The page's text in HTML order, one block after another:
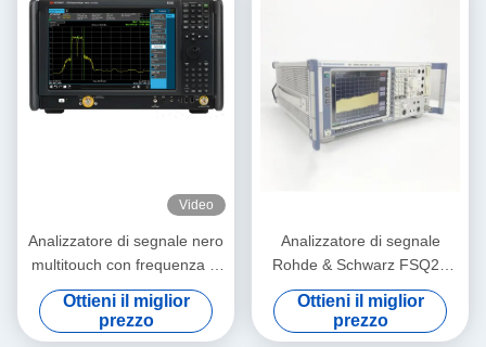
Video
Analizzatore di segnale nero
multitouch con frequenza di
110 GHz e larghezza di
banda di analisi di 1 GHz
Analizzatore di spettro serie
Ottieni il miglior
prezzo
Analizzatore di segnale
Rohde & Schwarz FSQ26
con frequenza da 20Hz-
26.5GHz e gamma dinamica
di fascia alta
Ottieni il miglior
prezzo